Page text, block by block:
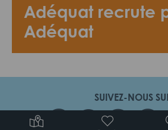
Adéquat recrute
Adéquat
SUIVEZ-NOUS